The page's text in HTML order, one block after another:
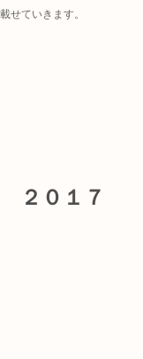
せていきます。
２０１７